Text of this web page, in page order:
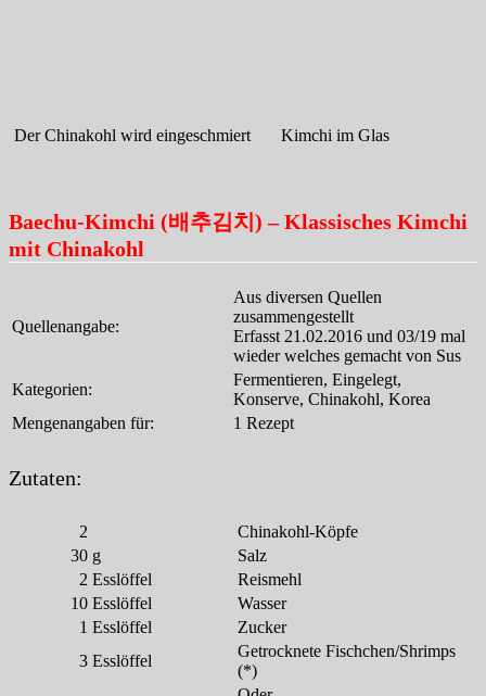
Der Chinakohl wird eingeschmiert Kimchi im Glas
Baechu-Kimchi (배추김치) – Klassisches Kimchi
mit Chinakohl
Quellenangabe:
Aus diversen Quellen
zusammengestellt
Erfasst 21.02.2016 und 03/19 mal
wieder welches gemacht von Sus
Kategorien:
Fermentieren, Eingelegt,
Konserve, Chinakohl, Korea
Mengenangaben für:
1 Rezept
Zutaten:
2
Chinakohl-Köpfe
30 g
Salz
2 Esslöffel
Reismehl
10 Esslöffel
Wasser
1 Esslöffel
Zucker
3 Esslöffel
Getrocknete Fischchen/Shrimps
(*)